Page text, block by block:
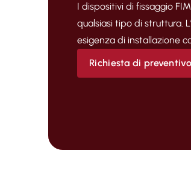
I dispositivi di fissaggio
qualsiasi tipo di struttura.
esigenza di installazione
Richiesta di preventivo